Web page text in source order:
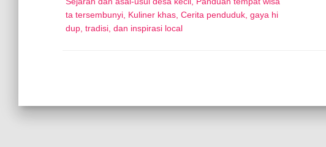
ta tersembunyi, Kuliner khas, Cerita penduduk, gaya hi
dup, tradisi, dan inspirasi local